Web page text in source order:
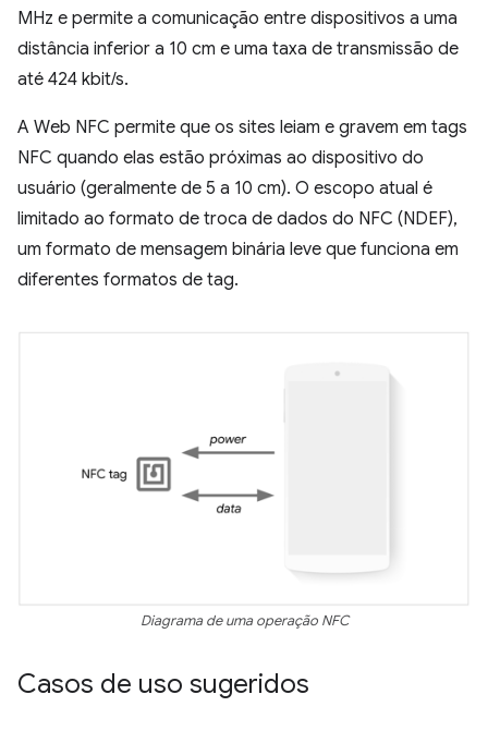
MHz e permite a comunicação entre dispositivos a uma
distância inferior a 10 cm e uma taxa de transmissão de
até 424 kbit/s.
A Web NFC permite que os sites leiam e gravem em tags
NFC quando elas estão próximas ao dispositivo do
usuário (geralmente de 5 a 10 cm). O escopo atual é
limitado ao formato de troca de dados do NFC (NDEF),
um formato de mensagem binária leve que funciona em
diferentes formatos de tag.
Diagrama de uma operação NFC
Casos de uso sugeridos